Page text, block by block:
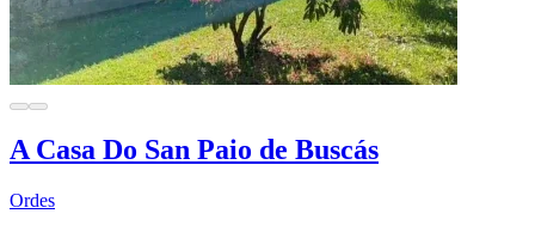
A Casa Do San Paio de Buscás
Ordes